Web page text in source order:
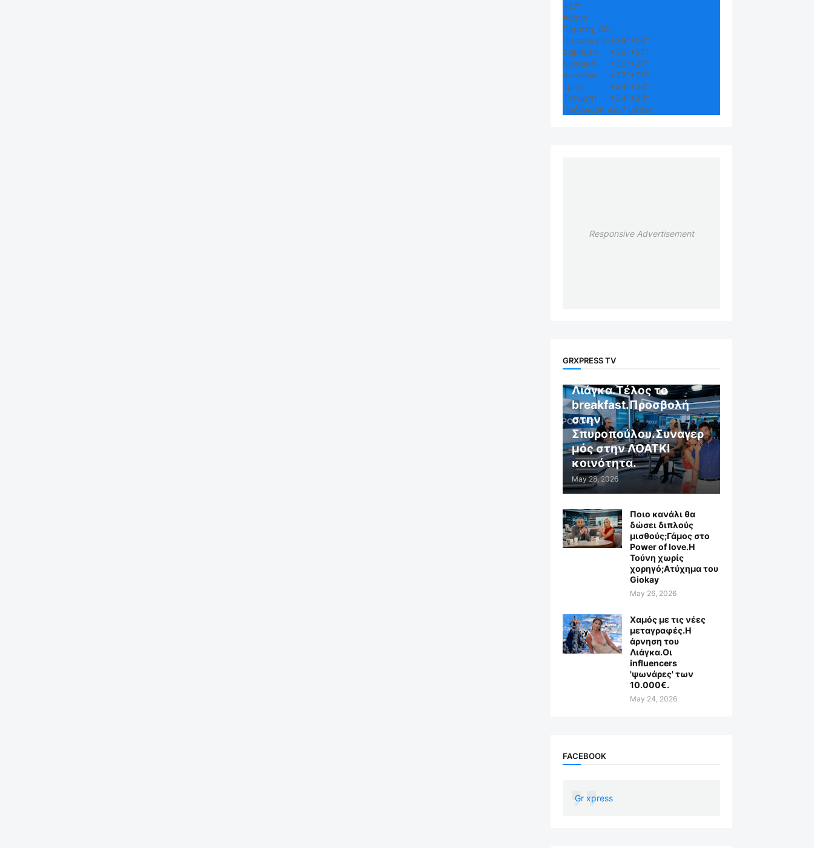
+27°
Αθήνα
Πέμπτη, 06
Παρασκευή+36°+28°
Σάββατο
+36°+27°
Κυριακή
+36°+27°
Δευτέρα
+33°+25°
Τρίτη
+34°+24°
Τετάρτη
+34°+23°
Πρόγνωση για 7 μέρες
Responsive Advertisement
GRXPRESS TV
GR X WEB TV
Λιάγκα.Τέλος το
breakfast.Προσβολή
στην
Σπυροπούλου.Συναγερ
μός στην ΛΟΑΤΚΙ
κοινότητα.
May 28, 2026
Ποιο κανάλι θα
δώσει διπλούς
μισθούς;Γάμος στο
Power of love.Η
Τούνη χωρίς
χορηγό;Aτύχημα του
Giokay
May 26, 2026
Χαμός με τις νέες
μεταγραφές.Η
άρνηση του
Λιάγκα.Οι
influencers
'ψωνάρες' των
10.000€.
May 24, 2026
FACEBOOK
Gr xpress